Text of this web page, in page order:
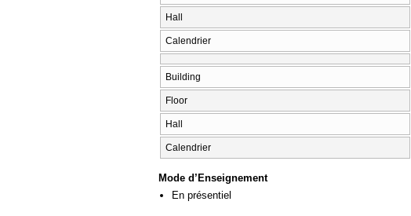
Hall
Calendrier
Building
Floor
Hall
Calendrier
Mode d’Enseignement
En présentiel